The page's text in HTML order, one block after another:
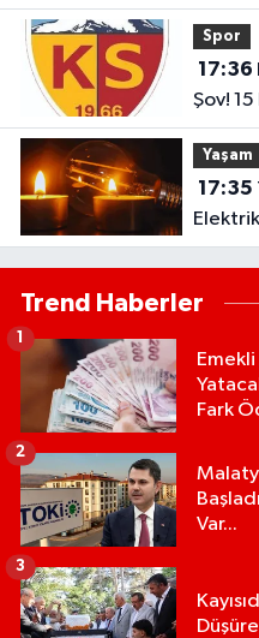
Spor
17:36
Şov!
Yaşam
17:35
Trend Haberler
Emekli
Fark
1
Var...
2
3